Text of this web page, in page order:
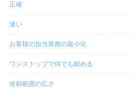
正確
速い
お客様の担当業務の最小化
ワンストップで何でも頼める
依頼範囲の広さ